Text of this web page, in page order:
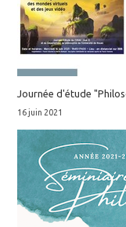
Journée d'étude
16 juin 2021